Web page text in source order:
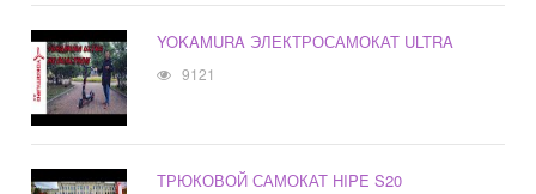
YOKAMURA ЭЛЕКТРОСАМОКАТ ULTRA
9121
ТРЮКОВОЙ САМОКАТ HIPE S20